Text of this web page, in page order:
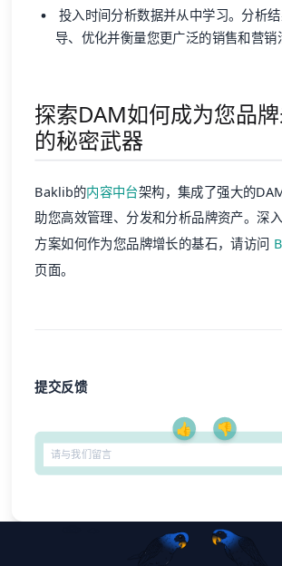
投入时间分析数据并从中学习。分析
导、优化并衡量您更广泛的销售和营销
探索DAM如何成为您品
的秘密武器
Baklib的内容中台架构，集成了强大的
助您高效管理、分发和分析品牌资产。深
方案如何作为您品牌增长的基石，请访问
页面。
提交反馈
👍 👎